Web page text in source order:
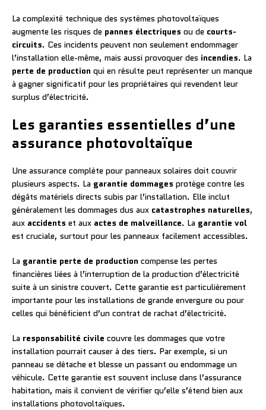
La complexité technique des systèmes photovoltaïques
augmente les risques de pannes électriques ou de courts-
circuits. Ces incidents peuvent non seulement endommager
l’installation elle-même, mais aussi provoquer des incendies. La
perte de production qui en résulte peut représenter un manque
à gagner significatif pour les propriétaires qui revendent leur
surplus d’électricité.
Les garanties essentielles d’une
assurance photovoltaïque
Une assurance complète pour panneaux solaires doit couvrir
plusieurs aspects. La garantie dommages protège contre les
dégâts matériels directs subis par l’installation. Elle inclut
généralement les dommages dus aux catastrophes naturelles,
aux accidents et aux actes de malveillance. La garantie vol
est cruciale, surtout pour les panneaux facilement accessibles.
La garantie perte de production compense les pertes
financières liées à l’interruption de la production d’électricité
suite à un sinistre couvert. Cette garantie est particulièrement
importante pour les installations de grande envergure ou pour
celles qui bénéficient d’un contrat de rachat d’électricité.
La responsabilité civile couvre les dommages que votre
installation pourrait causer à des tiers. Par exemple, si un
panneau se détache et blesse un passant ou endommage un
véhicule. Cette garantie est souvent incluse dans l’assurance
habitation, mais il convient de vérifier qu’elle s’étend bien aux
installations photovoltaïques.